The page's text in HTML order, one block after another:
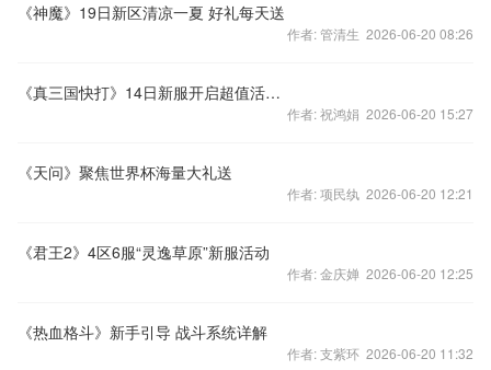
《神魔》19日新区清凉一夏 好礼每天送
作者: 管清生 2026-06-20 08:26
《真三国快打》14日新服开启超值活动根本停不住
作者: 祝鸿娟 2026-06-20 15:27
《天问》聚焦世界杯海量大礼送
作者: 项民纨 2026-06-20 12:21
《君王2》4区6服“灵逸草原”新服活动
作者: 金庆婵 2026-06-20 12:25
《热血格斗》新手引导 战斗系统详解
作者: 支紫环 2026-06-20 11:32